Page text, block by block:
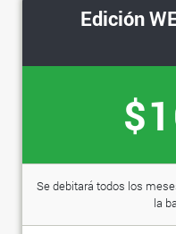
Edición
Se debitará todos los
la